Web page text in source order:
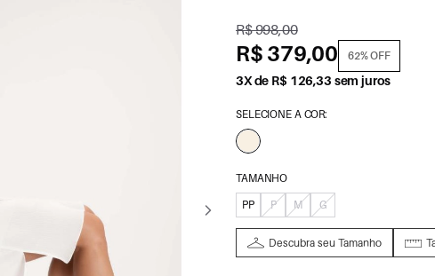
R$ 998,00
R$ 379,00 62% OFF
3X de R$ 126,33 sem juros
SELECIONE A COR:
TAMANHO
PP
P M G
Descubra seu Tamanho